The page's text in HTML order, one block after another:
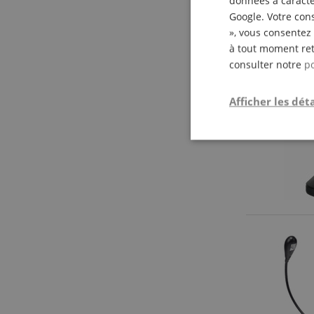
Google. Votre
», vous
à tout moment
consulter notre
Afficher les
Les cookies
la gestion des